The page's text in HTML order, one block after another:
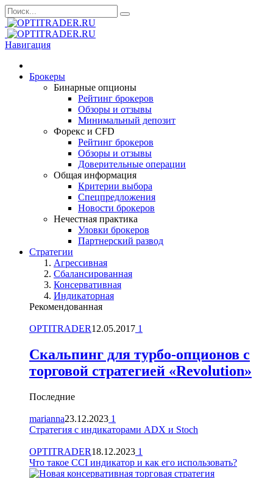
Навигация
Брокеры
Бинарные опционы
Рейтинг брокеров
Обзоры и отзывы
Минимальный депозит
Форекс и CFD
Рейтинг брокеров
Обзоры и отзывы
Доверительные операции
Общая информация
Критерии выбора
Спецпредложения
Новости брокеров
Нечестная практика
Уловки брокеров
Партнерский развод
Стратегии
Агрессивная
Сбалансированная
Консервативная
Индикаторная
Рекомендованная
OPTITRADER12.05.2017 1
Скальпинг для турбо-опционов с
торговой стратегией «Revolution»
Последние
marianna23.12.2023 1
Стратегия с индикаторами ADX и Stoch
OPTITRADER18.12.2023 1
Что такое CCI индикатор и как его использовать?